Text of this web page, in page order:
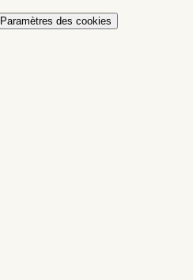
Paramètres des cookies